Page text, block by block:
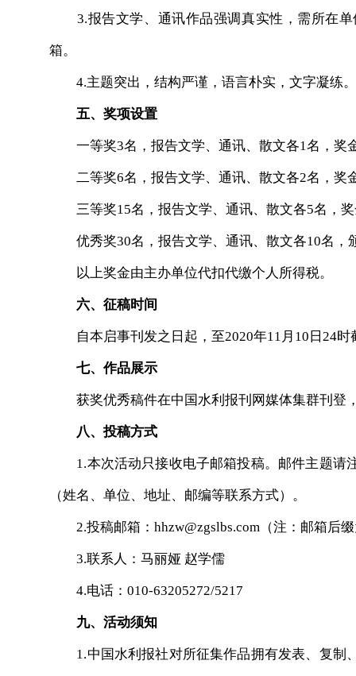
3.报告文学、通讯作品强调真实性，需所在单
箱。
4.主题突出，结构严谨，语言朴实，文字凝练。
五、奖项设置
一等奖3名，报告文学、通讯、散文各1名，奖
二等奖6名，报告文学、通讯、散文各2名，奖
三等奖15名，报告文学、通讯、散文各5名，奖
优秀奖30名，报告文学、通讯、散文各10名，
以上奖金由主办单位代扣代缴个人所得税。
六、征稿时间
自本启事刊发之日起，至2020年11月10日24时
七、作品展示
获奖优秀稿件在中国水利报刊网媒体集群刊登
八、投稿方式
1.本次活动只接收电子邮箱投稿。邮件主题请
（姓名、单位、地址、邮编等联系方式）。
2.投稿邮箱：hhzw@zgslbs.com（注：邮箱后缀
3.联系人：马丽娅 赵学儒
4.电话：010-63205272/5217
九、活动须知
1.中国水利报社对所征集作品拥有发表、复制